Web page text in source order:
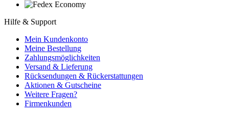
Hilfe & Support
Mein Kundenkonto
Meine Bestellung
Zahlungsmöglichkeiten
Versand & Lieferung
Rücksendungen & Rückerstattungen
Aktionen & Gutscheine
Weitere Fragen?
Firmenkunden